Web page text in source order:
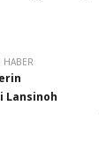
HABER
Lansinoh